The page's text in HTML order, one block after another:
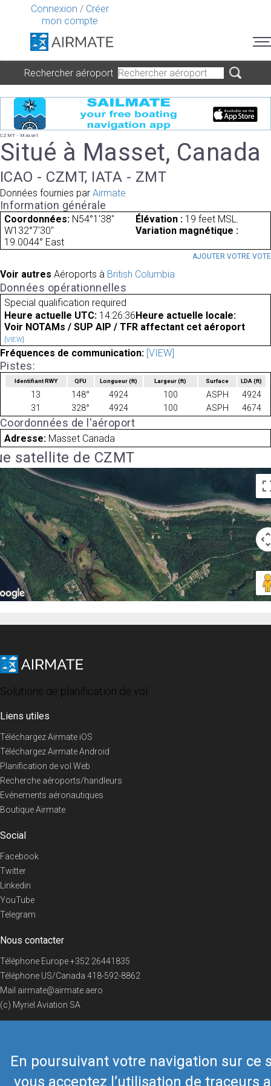
Connexion / Créer
mon compte
En poursuivant votre navigation sur ce
vous acceptez l’utilisation de traceurs
Rechercher aéroport
CZMT - Masset
Situé à Masset, Canada
ICAO - CZMT, IATA - ZMT
Données fournies par Airmate
Information générale
Coordonnées: N54°1'38"
W132°7'30"
Élévation : 19 feet MSL.
Variation magnétique :
19.0044° East
AJOUTER VOTRE VOTE
Voir autres Aéroports à British Columbia
Données opérationnelles
Special qualification required
Heure actuelle UTC: 14:26:36 Heure actuelle locale:
Voir NOTAMs / SUP AIP / TFR affectant cet aéroport
[VIEW]
Fréquences de communication: [VIEW]
Pistes:
Identifiant RWY QFU Longueur(ft) Largeur(ft) Surface LDA(ft)
13 148° 4924 100 ASPH
4924
31
328° 4924 100 ASPH 4674
Coordonnées de l'aéroport
Adresse: Masset Canada
satellite de CZMT
Solutions de planification de vol
Liens utiles
Téléchargez Airmate iOS
Téléchargez Airmate Android
Planification de vol Web
Recherche aéroports/handleurs
Evénements aéronautiques
Boutique Airmate
Social
Facebook
Twitter
Linkedin
YouTube
Telegram
Nous contacter
Téléphone Europe+352 26441835
Téléphone US/Canada 418-592-8862
Mail airmate@airmate.aero
(c) Myriel Aviation SA
© 2019 Airmate - Conditions d'utilisation -Vie privée Back to top